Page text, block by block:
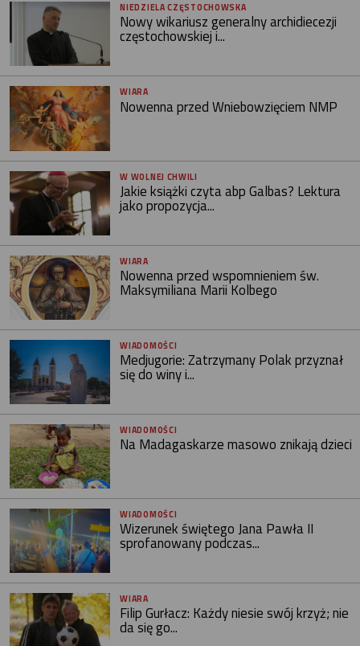
NIEDZIELA CZĘSTOCHOWSKA
Nowy wikariusz generalny archidiecezji
częstochowskiej i...
WIARA
Nowenna przed Wniebowzięciem NMP
W WOLNEJ CHWILI
Jakie książki czyta abp Galbas? Lektura
jako propozycja...
WIARA
Nowenna przed wspomnieniem św.
Maksymiliana Marii Kolbego
WIADOMOŚCI
Medjugorie: Zatrzymany Polak przyznał
się do winy i...
WIADOMOŚCI
Na Madagaskarze masowo znikają dzieci
WIADOMOŚCI
Wizerunek świętego Jana Pawła II
sprofanowany podczas...
WIARA
Filip Gurłacz: Każdy niesie swój krzyż; nie
da się go...